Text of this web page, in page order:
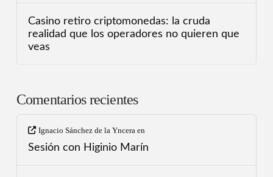
Casino retiro criptomonedas: la cruda
realidad que los operadores no quieren que
veas
Comentarios recientes
Ignacio Sánchez de la Yncera en
Sesión con Higinio Marín